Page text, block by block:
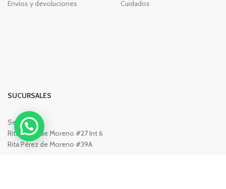
Envíos y devoluciones
Cuidados
SUCURSALES
Segovia #2
Rita Pérez de Moreno #27 Int 6
Rita Pérez de Moreno #39A